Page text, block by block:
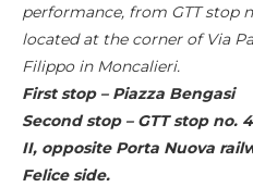
performance, from GTT stop
located at the corner of Via
Filippo in Moncalieri.
First stop – Piazza Bengasi
Second stop – GTT stop no.
II, opposite Porta Nuova
Felice side.